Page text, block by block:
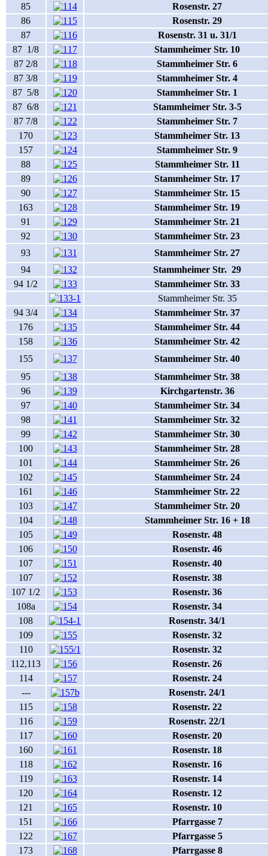
85
Rosenstr. 27
86
Rosenstr. 29
87
Rosenstr. 31 u. 31/1
87 1/8
Stammheimer Str. 10
87 2/8
Stammheimer Str. 6
87 3/8
Stammheimer Str. 4
87 5/8
Stammheimer Str. 1
87 6/8
Stammheimer Str. 3-5
87 7/8
Stammheimer Str. 7
170
Stammheimer Str. 13
157
Stammheimer Str. 9
88
Stammheimer Str. 11
89
Stammheimer Str. 17
90
Stammheimer Str. 15
163
Stammheimer Str. 19
91
Stammheimer Str. 21
92
Stammheimer Str. 23
93
Stammheimer Str. 27
94
Stammheimer Str. 29
94 1/2
Stammheimer Str. 33
Stammheimer Str. 35
94 3/4
Stammheimer Str. 37
176
Stammheimer Str. 44
158
Stammheimer Str. 42
155
Stammheimer Str. 40
95
Stammheimer Str. 38
96
Kirchgartenstr. 36
97
Stammheimer Str. 34
98
Stammheimer Str. 32
99
Stammheimer Str. 30
100
Stammheimer Str. 28
101
Stammheimer Str. 26
102
Stammheimer Str. 24
161
Stammheimer Str. 22
103
Stammheimer Str. 20
104
Stammheimer Str. 16 + 18
105
Rosenstr. 48
106
Rosenstr. 46
107
Rosenstr. 40
107
Rosenstr. 38
107 1/2
Rosenstr. 36
108a
Rosenstr. 34
108
Rosenstr. 34/1
109
Rosenstr. 32
110
Rosenstr. 32
112,113
Rosenstr. 26
114
Rosenstr. 24
---
Rosenstr. 24/1
115
Rosenstr. 22
116
Rosenstr. 22/1
117
Rosenstr. 20
160
Rosenstr. 18
118
Rosenstr. 16
119
Rosenstr. 14
120
Rosenstr. 12
121
Rosenstr. 10
151
Pfarrgasse 7
122
Pfarrgasse 5
173
Pfarrgasse 8